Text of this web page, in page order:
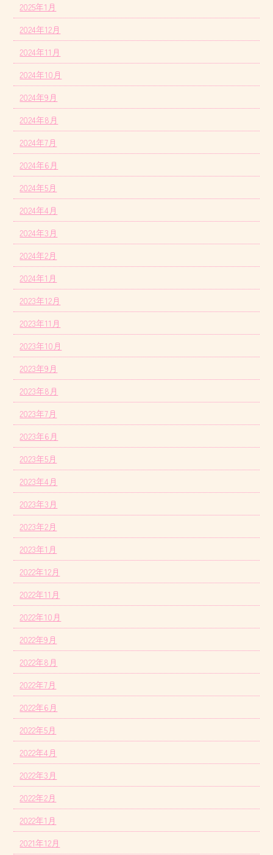
2025年1月
2024年12月
2024年11月
2024年10月
2024年9月
2024年8月
2024年7月
2024年6月
2024年5月
2024年4月
2024年3月
2024年2月
2024年1月
2023年12月
2023年11月
2023年10月
2023年9月
2023年8月
2023年7月
2023年6月
2023年5月
2023年4月
2023年3月
2023年2月
2023年1月
2022年12月
2022年11月
2022年10月
2022年9月
2022年8月
2022年7月
2022年6月
2022年5月
2022年4月
2022年3月
2022年2月
2022年1月
2021年12月